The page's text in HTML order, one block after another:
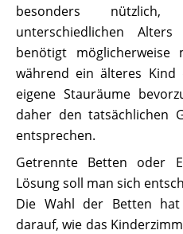
besonders
unterschiedlichen
benötigt möglicherweise
während ein älteres Kind
eigene Stauräume
daher den tatsächlichen
entsprechen.
Getrennte Betten oder
Lösung soll man sich
Die Wahl der Betten
darauf, wie das